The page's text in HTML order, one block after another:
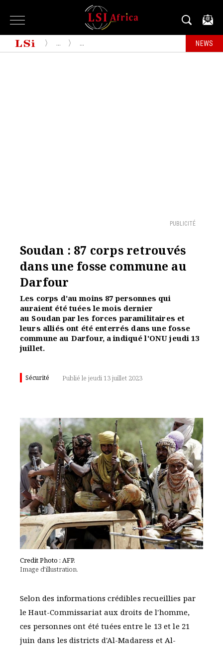
NEWS
PUBLICITÉ
Soudan : 87 corps retrouvés
dans une fosse commune au
Darfour
Les corps d'au moins 87 personnes qui
auraient été tuées le mois dernier
au Soudan par les forces paramilitaires et
leurs alliés ont été enterrés dans une fosse
commune au Darfour, a indiqué l'ONU jeudi 13
juillet.
Sécurité Publié le jeudi 13 juillet 2023
Credit Photo : AFP.
Image d’illustration.
Selon des informations crédibles recueillies par
le Haut-Commissariat aux droits de l'homme,
ces personnes ont été tuées entre le 13 et le 21
juin dans les districts d'Al-Madaress et Al-